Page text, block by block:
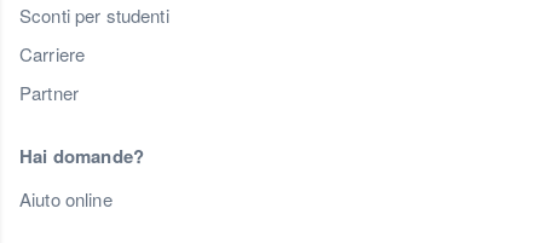
Sconti per studenti
Carriere
Partner
Hai domande?
Aiuto online